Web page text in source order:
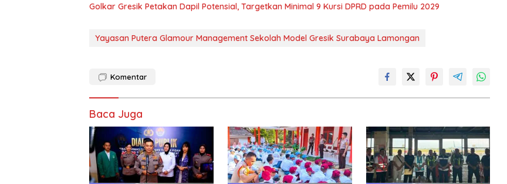
Golkar Gresik Petakan Dapil Potensial, Targetkan Minimal 9 Kursi DPRD pada Pemilu 2029
Yayasan Putera Glamour Management Sekolah Model Gresik Surabaya Lamongan
Komentar
Baca Juga